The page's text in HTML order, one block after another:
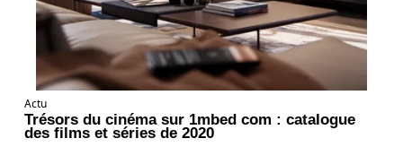
Actu
Trésors du cinéma sur 1mbed com : catalogue
des films et séries de 2020